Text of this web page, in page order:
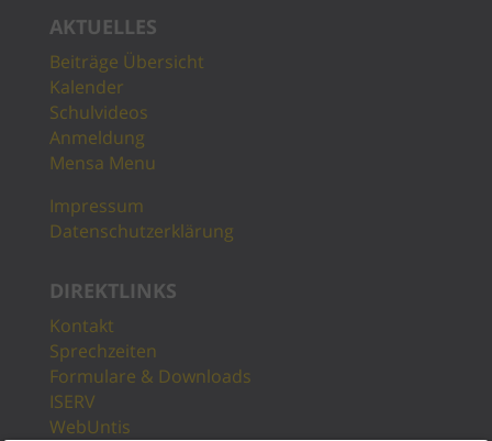
AKTUELLES
Beiträge Übersicht
Kalender
Schulvideos
Anmeldung
Mensa Menu
Impressum
Datenschutzerklärung
DIREKTLINKS
Kontakt
Sprechzeiten
Formulare & Downloads
ISERV
WebUntis